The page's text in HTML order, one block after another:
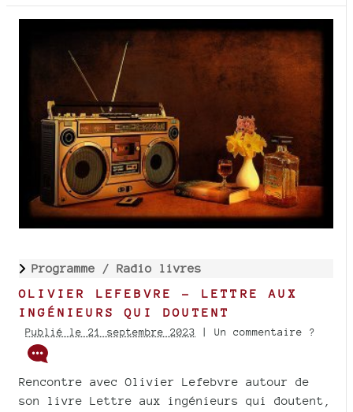
Programme / Radio livres
OLIVIER LEFEBVRE - LETTRE AUX
INGÉNIEURS QUI DOUTENT
Publié le 21 septembre 2023 | Un commentaire ?
Rencontre avec Olivier Lefebvre autour de
son livre Lettre aux ingénieurs qui doutent,